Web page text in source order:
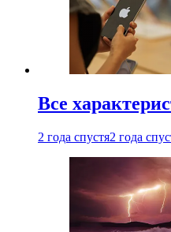
Все
2 года спустя2 года